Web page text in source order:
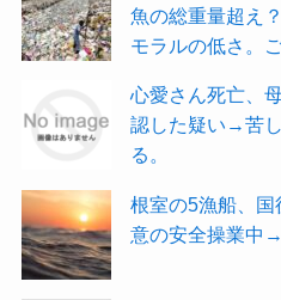
魚の総重量超え
モラルの低さ。
心愛さん死亡、
認した疑い→苦
る。
根室の5漁船、
意の安全操業中→